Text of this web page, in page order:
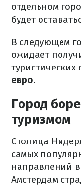
отдельном
будет
В следующем
ожидает
туристических
евро.
Город
туризмом
Столица
самых
направлений
Амстердам